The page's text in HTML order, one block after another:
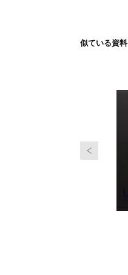
似ている資料